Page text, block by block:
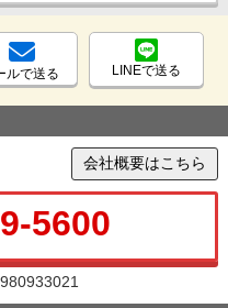
ルで送る LINEで送る
会社概要はこちら
5600